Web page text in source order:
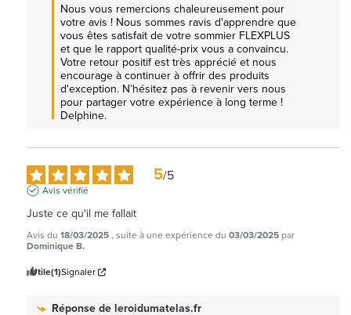
Nous vous remercions chaleureusement pour
votre avis ! Nous sommes ravis d'apprendre que
vous êtes satisfait de votre sommier FLEXPLUS
et que le rapport qualité-prix vous a convaincu.
Votre retour positif est très apprécié et nous
encourage à continuer à offrir des produits
d'exception. N’hésitez pas à revenir vers nous
pour partager votre expérience à long terme !
Delphine.
5/5
Avis vérifié
Juste ce qu'il me fallait
Avis du 18/03/2025, suite à une expérience du 03/03/2025 par
Dominique B.
Utile(1)Signaler
Réponse deleroidumatelas.fr